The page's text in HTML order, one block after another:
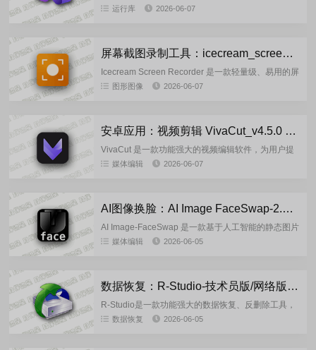
Redistributable(简称MSVC,VB/VC,VC运行
运行库 2026-06-07
屏幕截图录制工具：icecream_screen_recorder_7.48 多语言便携版
Icecream Screen Recorder 是一款轻量级、易用的屏
幕录制与截图工具，它可录制全屏 / 区域 / 窗口画
图形图像 2026-06-07
安卓应用：视频剪辑 VivaCut_v4.5.0 解锁高级专业版
VivaCut 是一款功能强大的视频编辑软件，为用户提
供了丰富多样的编辑功能和创意效果，能够轻松制作
媒体编辑 2026-06-07
AI图像换脸：AI Image FaceSwap-2.7.1 多语言版
AI Image-FaceSwap 是一款基于人工智能的静态图片
人脸交换技术，主要依赖卷积神经网络(CNN)和生成
媒体编辑 2026-06-05
数据恢复：R-Studio-技术员版/网络版-v9.5.191802 中文绿色便携版
R-Studio是一款功能强大的数据恢复、反删除工具，
采用新颖独特的数据恢复技术，支持对NTFS、
数据恢复 2026-06-05